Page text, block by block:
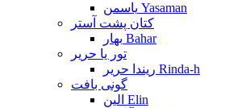
یاسمن Yasaman
کتان پشت آستر
بهار Bahar
تور یا حریر
ریندا حریر Rinda-h
گونی بافت
الین Elin